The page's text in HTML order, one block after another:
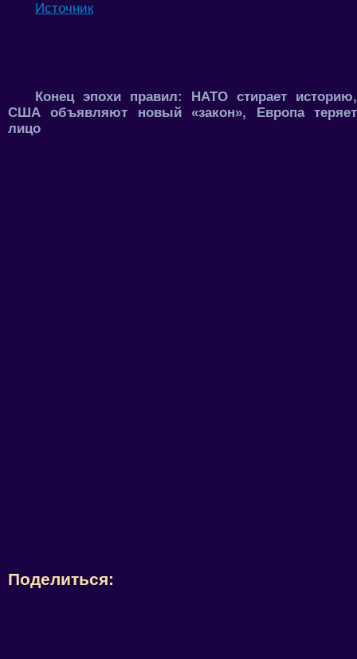
Источник
Конец эпохи правил: НАТО стирает историю,
США объявляют новый «закон», Европа теряет
лицо
Поделиться: